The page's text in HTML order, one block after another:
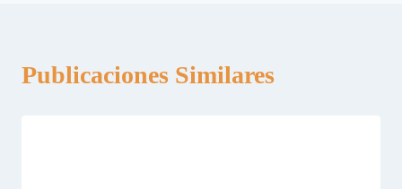
Publicaciones Similares